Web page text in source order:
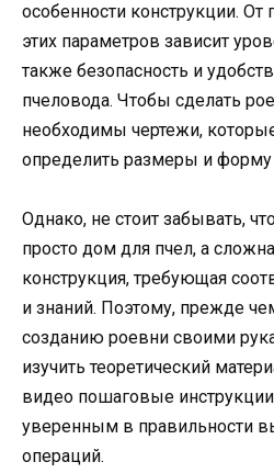
особенности конструкции.
этих параметров зависит
также безопасность и
пчеловода. Чтобы сделать
необходимы чертежи,
определить размеры и форму
Однако, не стоит забывать,
просто дом для пчел, а
конструкция, требующая
и знаний. Поэтому, прежде
созданию роевни своими
изучить теоретический
видео пошаговые
уверенным в правильности
операций.